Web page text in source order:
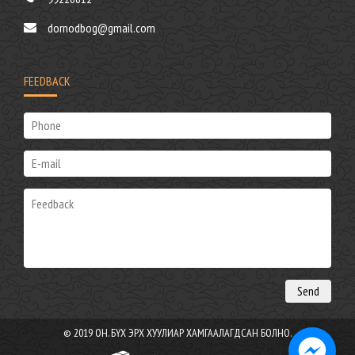
dornodbog@gmail.com
FEEDBACK
© 2019 ОН. БҮХ ЭРХ ХУУЛИАР ХАМГААЛАГДСАН БОЛНО.